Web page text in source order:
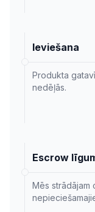
Ieviešana
Produkta
nedēļās.
Escrow
Mēs strādājam